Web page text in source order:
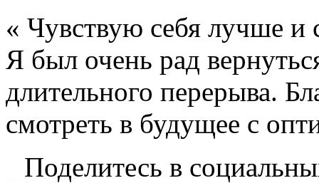
« Чувствую себя лучше и
Я был очень рад
длительного перерыва.
смотреть в будущее с
Поделитесь в